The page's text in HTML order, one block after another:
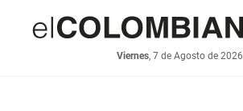
Viernes, 7 de Agosto de 2026